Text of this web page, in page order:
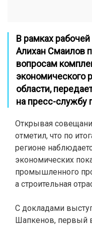
В рамках
Алихан Смаилов
вопросам
экономического
области,
на пресс-службу
Открывая
отметил, что по
регионе
экономических
промышленного
а строительная
С докладами
Шапкенов, первый